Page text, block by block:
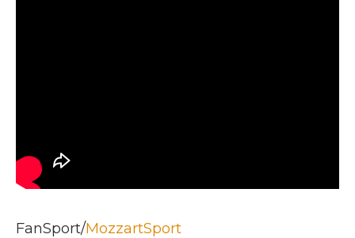
FanSport/MozzartSport